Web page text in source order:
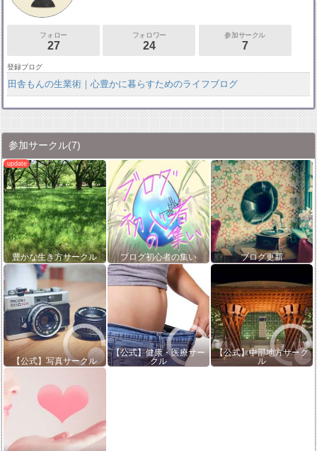
フォロー
27
フォロワー
24
参加サークル
7
登録ブログ
田舎もんの生業術｜心豊かに暮らすためのライフブログ
参加サークル(7)
豊かな生き方サークル ブログ初心者の集い ブログ更新
【公式】写真サークル
【公式】健康・医療サー
クル
【公式】中部地方サーク
ル